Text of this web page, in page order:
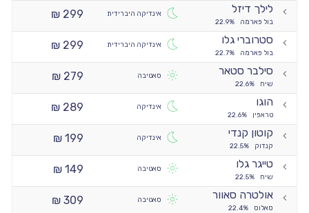
לילך דיזל
בול פארמה 22.9%
אינדיקה היברידית
299 ₪
סטרוברי גלו
בול פארמה 22.7%
אינדיקה היברידית
299 ₪
סילבר סטאר
שיח 22.6%
סאטיבה
279 ₪
הוגו
טראפין 22.6%
אינדיקה
289 ₪
קוטון קנדי
קנדוק 22.5%
אינדיקה
199 ₪
טייגר גלו
שיח 22.5%
סאטיבה
149 ₪
אולטרה סאוור
סאלוס 22.4%
סאטיבה
309 ₪